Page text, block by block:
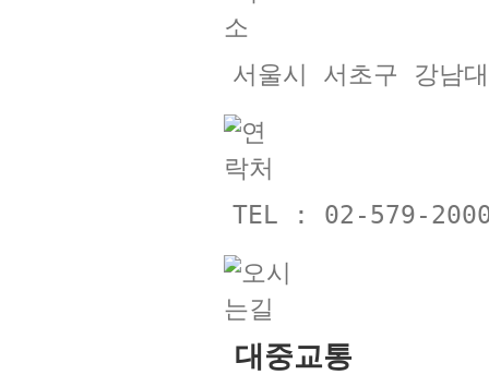
서울시 서초구 강남
TEL : 02-579-
대중교통